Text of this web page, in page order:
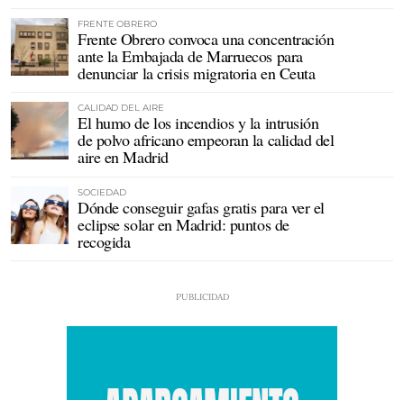
FRENTE OBRERO
Frente Obrero convoca una concentración
ante la Embajada de Marruecos para
denunciar la crisis migratoria en Ceuta
CALIDAD DEL AIRE
El humo de los incendios y la intrusión
de polvo africano empeoran la calidad del
aire en Madrid
SOCIEDAD
Dónde conseguir gafas gratis para ver el
eclipse solar en Madrid: puntos de
recogida